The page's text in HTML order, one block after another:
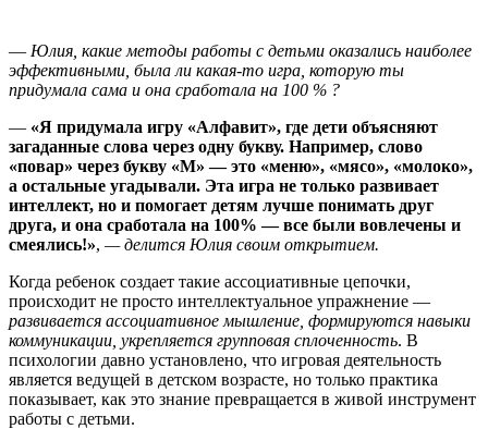
— Юлия, какие методы работы с детьми оказались наиболее
эффективными, была ли какая-то игра, которую ты
придумала сама и она сработала на 100 % ?
— «Я придумала игру «Алфавит», где дети объясняют
загаданные слова через одну букву. Например, слово
«повар» через букву «М» — это «меню», «мясо», «молоко»,
а остальные угадывали. Эта игра не только развивает
интеллект, но и помогает детям лучше понимать друг
друга, и она сработала на 100% — все были вовлечены и
смеялись!», — делится Юлия своим открытием.
Когда ребенок создает такие ассоциативные цепочки,
происходит не просто интеллектуальное упражнение —
развивается ассоциативное мышление, формируются навыки
коммуникации, укрепляется групповая сплоченность. В
психологии давно установлено, что игровая деятельность
является ведущей в детском возрасте, но только практика
показывает, как это знание превращается в живой инструмент
работы с детьми.